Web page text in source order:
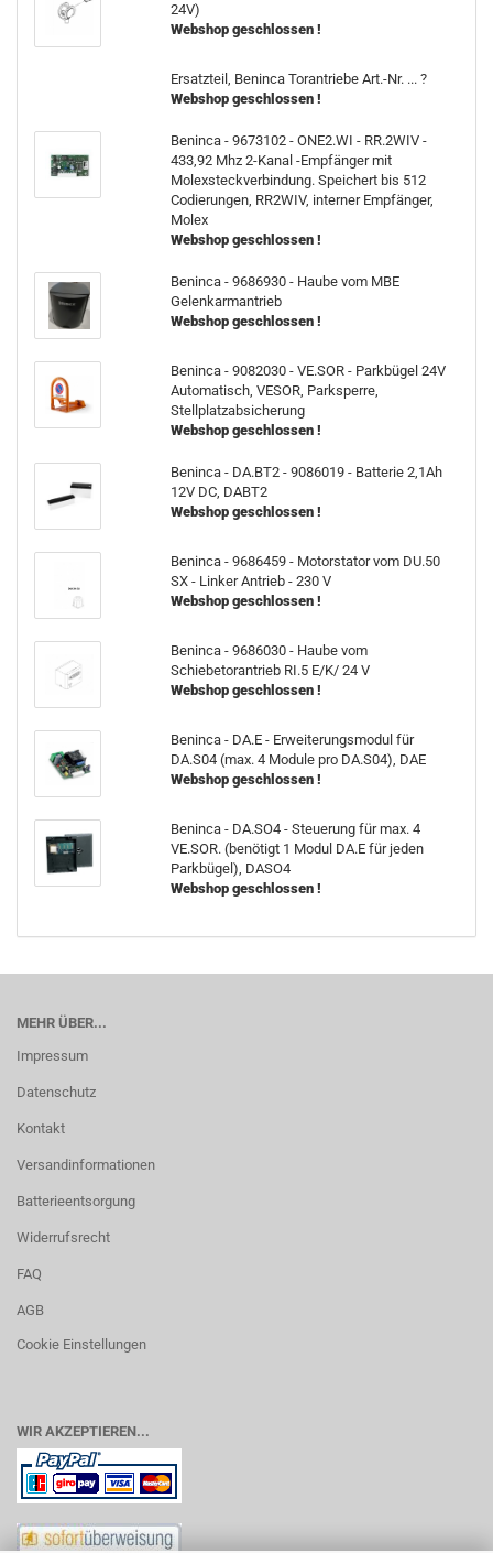
24V)
Webshop geschlossen !
Ersatzteil, Beninca Torantriebe Art.-Nr. ... ?
Webshop geschlossen !
Beninca - 9673102 - ONE2.WI - RR.2WIV -
433,92 Mhz 2-Kanal -Empfänger mit
Molexsteckverbindung. Speichert bis 512
Codierungen, RR2WIV, interner Empfänger,
Molex
Webshop geschlossen !
Beninca - 9686930 - Haube vom MBE
Gelenkarmantrieb
Webshop geschlossen !
Beninca - 9082030 - VE.SOR - Parkbügel 24V
Automatisch, VESOR, Parksperre,
Stellplatzabsicherung
Webshop geschlossen !
Beninca - DA.BT2 - 9086019 - Batterie 2,1Ah
12V DC, DABT2
Webshop geschlossen !
Beninca - 9686459 - Motorstator vom DU.50
SX - Linker Antrieb - 230 V
Webshop geschlossen !
Beninca - 9686030 - Haube vom
Schiebetorantrieb RI.5 E/K/ 24 V
Webshop geschlossen !
Beninca - DA.E - Erweiterungsmodul für
DA.S04 (max. 4 Module pro DA.S04), DAE
Webshop geschlossen !
Beninca - DA.SO4 - Steuerung für max. 4
VE.SOR. (benötigt 1 Modul DA.E für jeden
Parkbügel), DASO4
Webshop geschlossen !
MEHR ÜBER...
Impressum
Datenschutz
Kontakt
Versandinformationen
Batterieentsorgung
Widerrufsrecht
FAQ
AGB
Cookie Einstellungen
WIR AKZEPTIEREN...